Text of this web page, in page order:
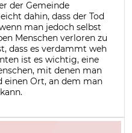
der Gemeinde
dahin, dass der Tod
man jedoch selbst
Menschen verloren zu
dass es verdammt weh
ist es wichtig, eine
mit denen man
einen Ort, an dem man